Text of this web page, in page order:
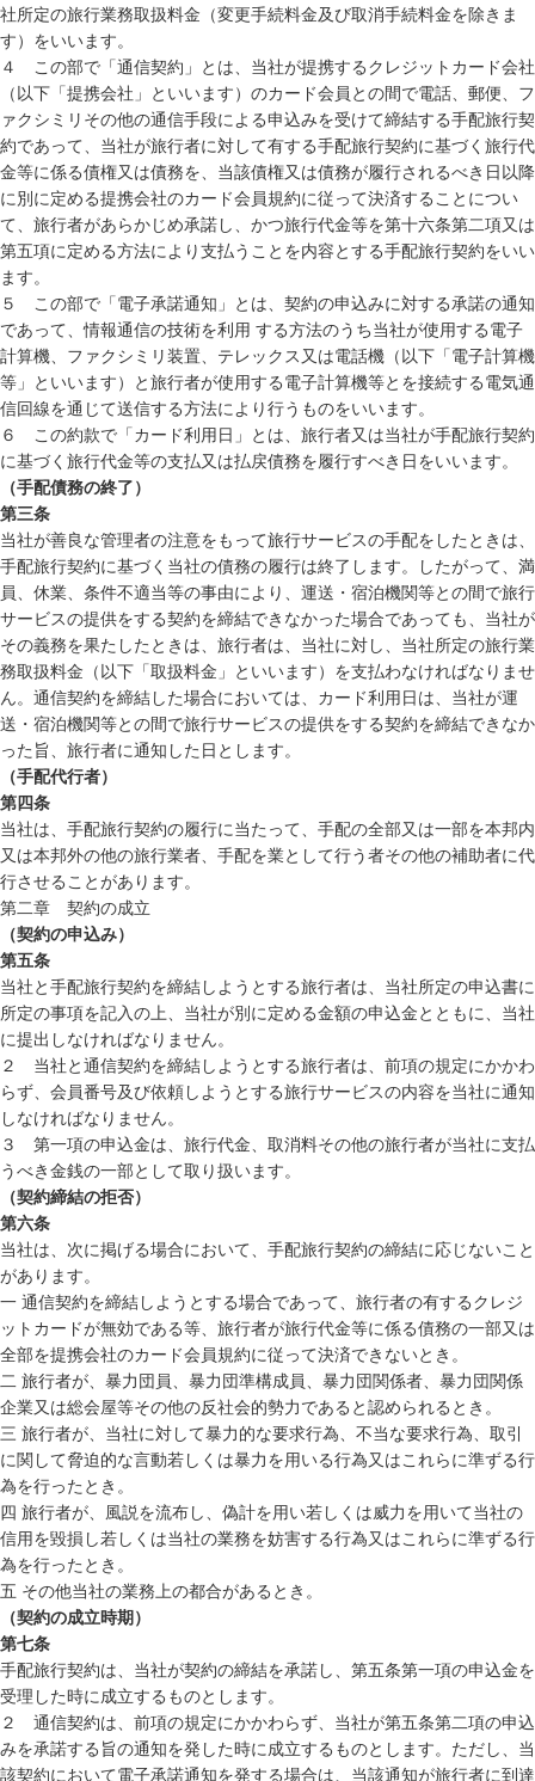
社所定の旅行業務取扱料金（変更手続料金及び取消手続料金を除きま
す）をいいます。
４ この部で「通信契約」とは、当社が提携するクレジットカード会社
（以下「提携会社」といいます）のカード会員との間で電話、郵便、フ
ァクシミリその他の通信手段による申込みを受けて締結する手配旅行契
約であって、当社が旅行者に対して有する手配旅行契約に基づく旅行代
金等に係る債権又は債務を、当該債権又は債務が履行されるべき日以降
に別に定める提携会社のカード会員規約に従って決済することについ
て、旅行者があらかじめ承諾し、かつ旅行代金等を第十六条第二項又は
第五項に定める方法により支払うことを内容とする手配旅行契約をいい
ます。
５ この部で「電子承諾通知」とは、契約の申込みに対する承諾の通知
であって、情報通信の技術を利用 する方法のうち当社が使用する電子
計算機、ファクシミリ装置、テレックス又は電話機（以下「電子計算機
等」といいます）と旅行者が使用する電子計算機等とを接続する電気通
信回線を通じて送信する方法により行うものをいいます。
６ この約款で「カード利用日」とは、旅行者又は当社が手配旅行契約
に基づく旅行代金等の支払又は払戻債務を履行すべき日をいいます。
（手配債務の終了）
第三条
当社が善良な管理者の注意をもって旅行サービスの手配をしたときは、
手配旅行契約に基づく当社の債務の履行は終了します。したがって、満
員、休業、条件不適当等の事由により、運送・宿泊機関等との間で旅行
サービスの提供をする契約を締結できなかった場合であっても、当社が
その義務を果たしたときは、旅行者は、当社に対し、当社所定の旅行業
務取扱料金（以下「取扱料金」といいます）を支払わなければなりませ
ん。通信契約を締結した場合においては、カード利用日は、当社が運
送・宿泊機関等との間で旅行サービスの提供をする契約を締結できなか
った旨、旅行者に通知した日とします。
（手配代行者）
第四条
当社は、手配旅行契約の履行に当たって、手配の全部又は一部を本邦内
又は本邦外の他の旅行業者、手配を業として行う者その他の補助者に代
行させることがあります。
第二章 契約の成立
（契約の申込み）
第五条
当社と手配旅行契約を締結しようとする旅行者は、当社所定の申込書に
所定の事項を記入の上、当社が別に定める金額の申込金とともに、当社
に提出しなければなりません。
２ 当社と通信契約を締結しようとする旅行者は、前項の規定にかかわ
らず、会員番号及び依頼しようとする旅行サービスの内容を当社に通知
しなければなりません。
３ 第一項の申込金は、旅行代金、取消料その他の旅行者が当社に支払
うべき金銭の一部として取り扱います。
（契約締結の拒否）
第六条
当社は、次に掲げる場合において、手配旅行契約の締結に応じないこと
があります。
一 通信契約を締結しようとする場合であって、旅行者の有するクレジ
ットカードが無効である等、旅行者が旅行代金等に係る債務の一部又は
全部を提携会社のカード会員規約に従って決済できないとき。
二 旅行者が、暴力団員、暴力団準構成員、暴力団関係者、暴力団関係
企業又は総会屋等その他の反社会的勢力であると認められるとき。
三 旅行者が、当社に対して暴力的な要求行為、不当な要求行為、取引
に関して脅迫的な言動若しくは暴力を用いる行為又はこれらに準ずる行
為を行ったとき。
四 旅行者が、風説を流布し、偽計を用い若しくは威力を用いて当社の
信用を毀損し若しくは当社の業務を妨害する行為又はこれらに準ずる行
為を行ったとき。
五 その他当社の業務上の都合があるとき。
（契約の成立時期）
第七条
手配旅行契約は、当社が契約の締結を承諾し、第五条第一項の申込金を
受理した時に成立するものとします。
２ 通信契約は、前項の規定にかかわらず、当社が第五条第二項の申込
みを承諾する旨の通知を発した時に成立するものとします。ただし、当
該契約において電子承諾通知を発する場合は、当該通知が旅行者に到達